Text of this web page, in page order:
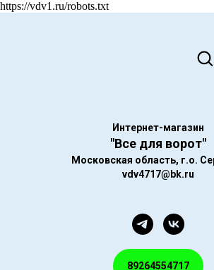
https://vdv1.ru/robots.txt
Интернет-магазин
"Все для ворот"
Московская область, г.о.
vdv4717@bk.ru
89264554717